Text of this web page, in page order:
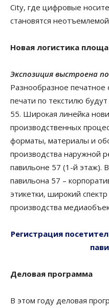
City, где цифровые
становятся
Новая логистика
Экспозиция выстроена
Разнообразное
печати по текстилю
55. Широкая линейка
производственных
форматы, материалы и
производства наружной
павильоне 57 (1-й этаж).
павильона 57 –
этикетки, широкий
производства
Регистрация
Деловая программа
В этом году деловая